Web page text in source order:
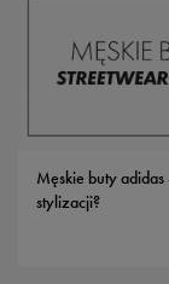
Męskie buty
stylizacji?